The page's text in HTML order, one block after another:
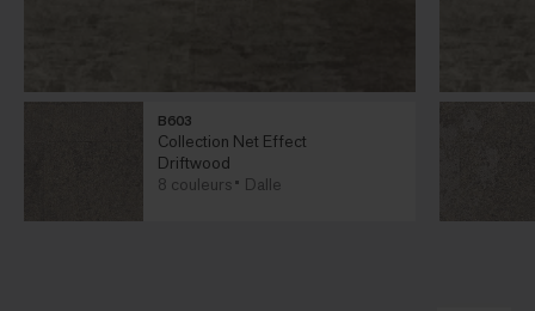
B603
Collection Net Effect
Driftwood
8 couleurs
Dalle